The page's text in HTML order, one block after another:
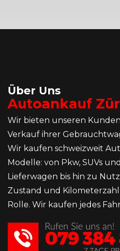
Über Uns
Autoankauf
Wir bieten unseren
Verkauf ihrer
Wir kaufen schweizweit
Modelle: von Pkw, SUVs
Lieferwagen bis hin zu
Zustand und
Rolle. Wir kaufen jedes